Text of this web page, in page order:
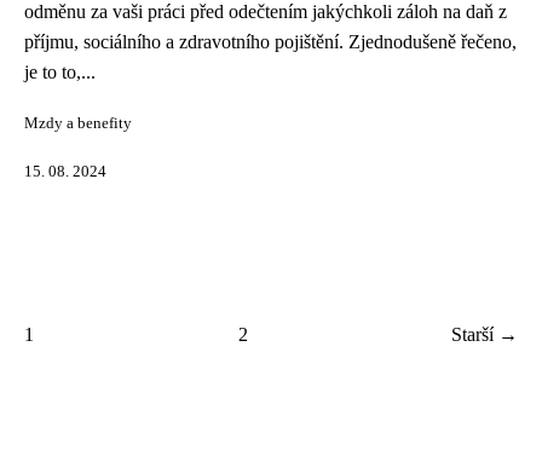
odměnu za vaši práci před odečtením jakýchkoli záloh na daň z
příjmu, sociálního a zdravotního pojištění. Zjednodušeně řečeno,
je to to,...
Mzdy a benefity
15. 08. 2024
1 2 Starší →